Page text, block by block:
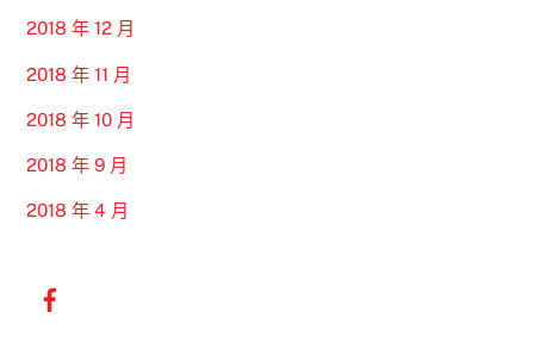
2018 年 12 月
2018 年 11 月
2018 年 10 月
2018 年 9 月
2018 年 4 月